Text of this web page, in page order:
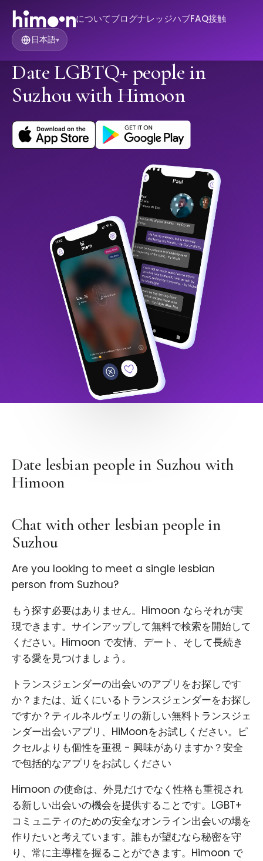
についてブログナレッジハブFAQ接触
日本語▾
Date LGBTQ+ people in
Suzhou with Himoon
Date lesbian people in Suzhou with
Himoon
Chat with other lesbian people in
Suzhou
Are you looking to meet a single lesbian
person from Suzhou?
もう探す必要はありません。Himoon ならそれが実
現できます。サインアップして無料で検索を開始して
ください。Himoon で友情、デート、そして長続き
する愛を見つけましょう。
トランスジェンダーの出会いのアプリをお探しです
か？または、近くにいるトランスジェンダーをお探し
ですか？ティルネルヴェリの新しい無料トランスジェ
ンダー出会いアプリ、HiMoonをお試しください。ピ
クセルよりも個性を重視 - 興味がありますか？安全
で包括的なアプリをお試しください
Himoon の使命は、外見だけでなく性格も重視され
る新しい出会いの機会を提供することです。LGBT+
コミュニティのための安全なオンライン出会いの場を
作りたいと考えています。誰もが望むなら秘密を守
り、常に主導権を握ることができます。Himoon で